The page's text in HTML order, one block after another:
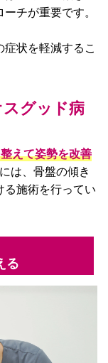
チが重要です。
状を軽減するこ
スグッド病
えて姿勢を改善
は、骨盤の傾き
る施術を行ってい
る